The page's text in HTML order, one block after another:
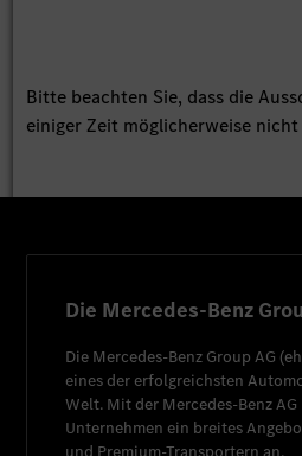
Bitte beachten Sie, dass die
einiger Zeit möglicherweise
Die Mercedes-Benz
Die Mercedes-Benz Group AG
eines der erfolgreichsten
Welt. Mit der Mercedes-Benz AG
Unternehmen ein breites